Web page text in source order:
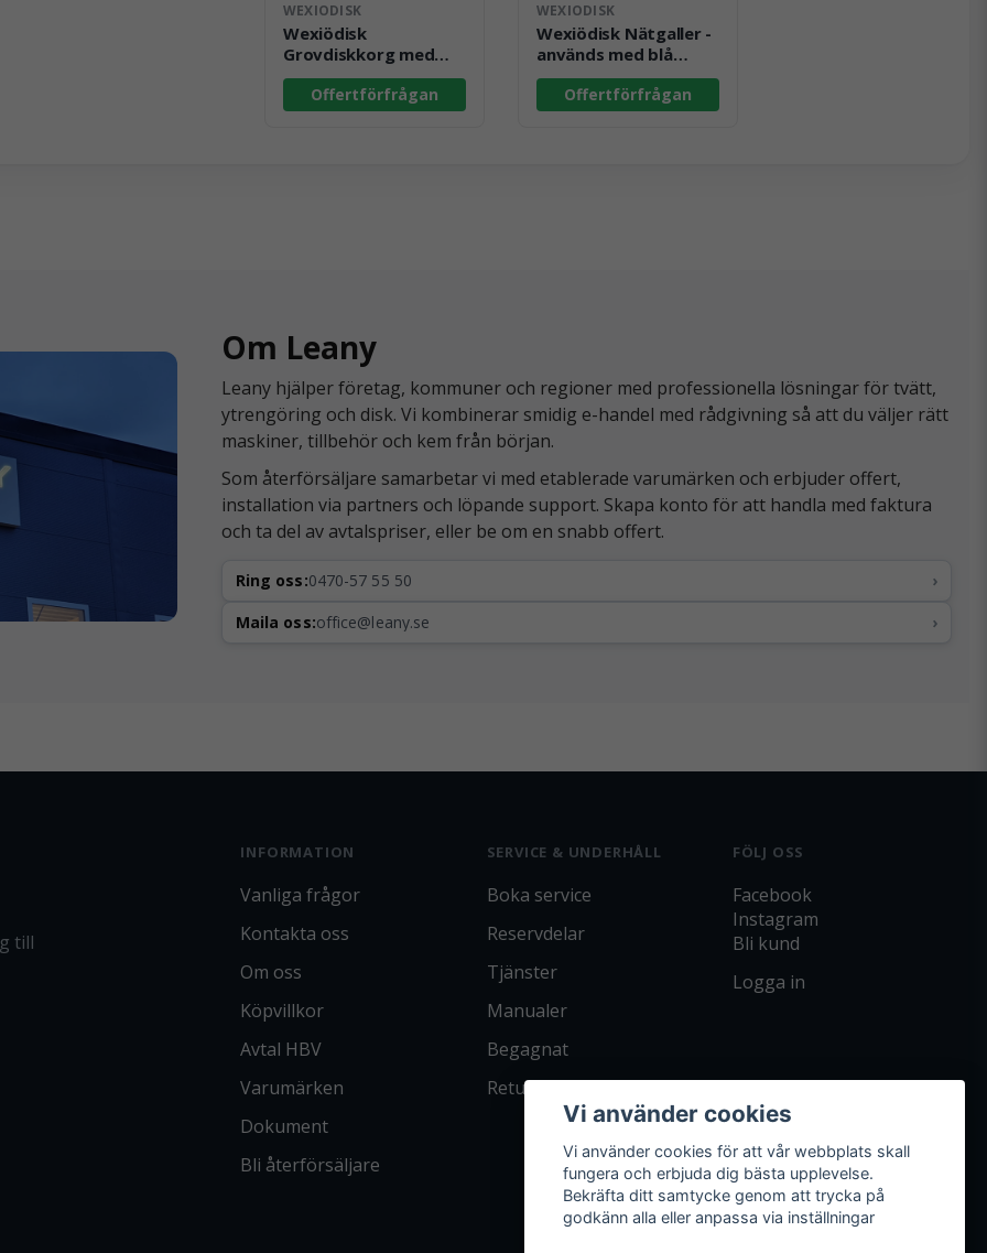
WEXIODISK
Wexiödisk
Grovdiskkorg med
tillbehör till WD-90GR
HC TOUCH
Offertförfrågan
WEXIODISK
Wexiödisk Nätgaller -
används med blå
diskkorg BLG, utan
gavelOffertförfrågan
Om Leany
Leany hjälper företag, kommuner och regioner med professionella lösningar för tvätt,
ytrengöring och disk. Vi kombinerar smidig e-handel med rådgivning så att du väljer rätt
maskiner, tillbehör och kem från början.
Som återförsäljare samarbetar vi med etablerade varumärken och erbjuder offert,
installation via partners och löpande support. Skapa konto för att handla med faktura
och ta del av avtalspriser, eller be om en snabb offert.
Ring oss:0470-57 55 50 ›
Maila oss:office@leany.se ›
till
INFORMATION
Vanliga frågor
Kontakta oss
Om oss
Köpvillkor
Avtal HBV
Varumärken
Dokument
Bli återförsäljare
SERVICE & UNDERHÅLL
Boka service
Reservdelar
Tjänster
Manualer
Begagnat
Returpolicy
FÖLJ OSS
Facebook
Instagram
Bli kund
Logga in
Vi använder cookies
Vi använder cookies för att vår webbplats skall
fungera och erbjuda dig bästa upplevelse.
Bekräfta ditt samtycke genom att trycka på
godkänn alla eller anpassa via inställningar